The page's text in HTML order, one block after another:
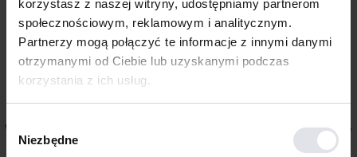
korzystasz z naszej witryny, udostępniamy partnerom
społecznościowym, reklamowym i analitycznym.
Partnerzy mogą połączyć te informacje z innymi danymi
otrzymanymi od Ciebie lub uzyskanymi podczas
korzystania z ich usług.
Wybór
zgody
Niezbędne
Centrum
Inkluzywności
W Collegium Da Vinci wierzymy, że uczelnia to miejsce otwarte
dla wszystkich, niezależnie od sprawności, różnorodnych